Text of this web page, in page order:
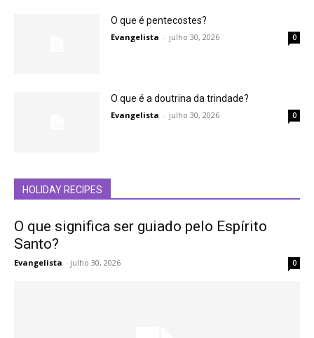
O que é pentecostes?
Evangelista - julho 30, 2026 0
O que é a doutrina da trindade?
Evangelista - julho 30, 2026 0
HOLIDAY RECIPES
O que significa ser guiado pelo Espírito
Santo?
Evangelista - julho 30, 2026 0